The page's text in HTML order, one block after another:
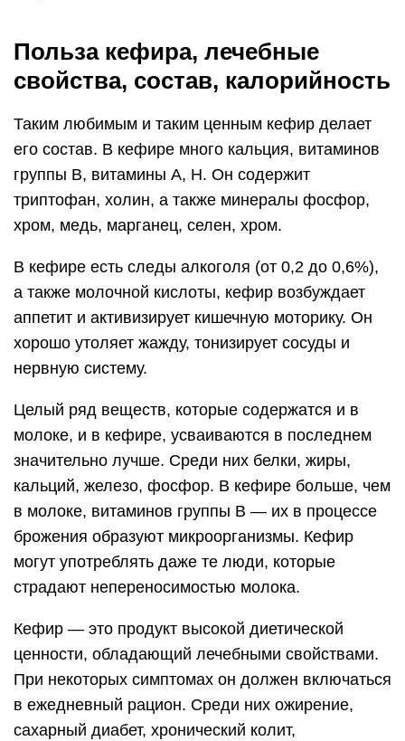
Польза кефира, лечебные
свойства, состав, калорийность
Таким любимым и таким ценным кефир делает
его состав. В кефире много кальция, витаминов
группы В, витамины А, Н. Он содержит
триптофан, холин, а также минералы фосфор,
хром, медь, марганец, селен, хром.
В кефире есть следы алкоголя (от 0,2 до 0,6%),
а также молочной кислоты, кефир возбуждает
аппетит и активизирует кишечную моторику. Он
хорошо утоляет жажду, тонизирует сосуды и
нервную систему.
Целый ряд веществ, которые содержатся и в
молоке, и в кефире, усваиваются в последнем
значительно лучше. Среди них белки, жиры,
кальций, железо, фосфор. В кефире больше, чем
в молоке, витаминов группы В — их в процессе
брожения образуют микроорганизмы. Кефир
могут употреблять даже те люди, которые
страдают непереносимостью молока.
Кефир — это продукт высокой диетической
ценности, обладающий лечебными свойствами.
При некоторых симптомах он должен включаться
в ежедневный рацион. Среди них ожирение,
сахарный диабет, хронический колит,